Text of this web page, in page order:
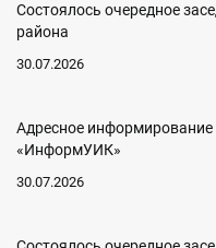
Состоялось очередное
района
30.07.2026
Адресное информирование
«ИнформУИК»
30.07.2026